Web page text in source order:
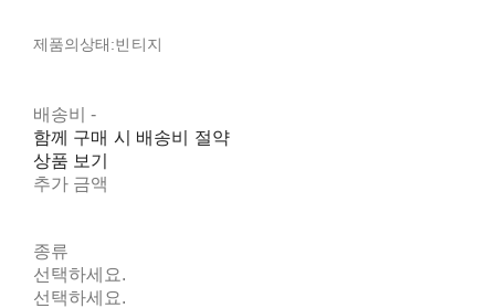
제품의상태:빈티지
배송비-
함께 구매 시 배송비 절약
상품 보기
추가 금액
종류
선택하세요.
선택하세요.